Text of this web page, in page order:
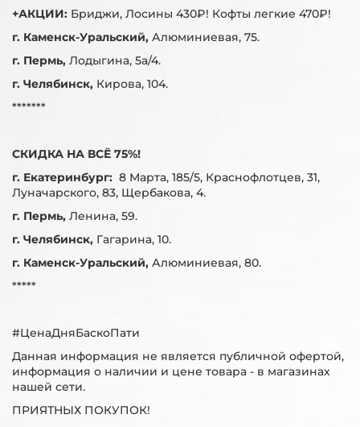
+АКЦИИ: Бриджи, Лосины 430₽! Кофты легкие 470₽!
г. Каменск-Уральский, Алюминиевая, 75.
г. Пермь, Лодыгина, 5а/4.
г. Челябинск, Кирова, 104.
*******
СКИДКА НА ВСЁ 75%!
г. Екатеринбург: 8 Марта, 185/5, Краснофлотцев, 31,
Луначарского, 83, Щербакова, 4.
г. Пермь, Ленина, 59.
г. Челябинск, Гагарина, 10.
г. Каменск-Уральский, Алюминиевая, 80.
*****
#ЦенаДняБаскоПати
Данная информация не является публичной офертой,
информация о наличии и цене товара - в магазинах
нашей сети.
ПРИЯТНЫХ ПОКУПОК!